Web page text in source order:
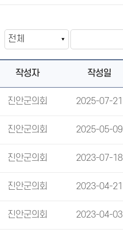
작성자 작성일
진안군의회 2025-07-21
진안군의회 2025-05-09
진안군의회 2023-07-18
진안군의회 2023-04-21
진안군의회 2023-04-03